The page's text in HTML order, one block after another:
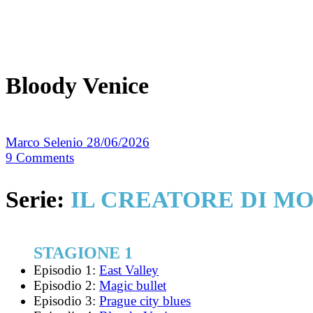
Bloody Venice
Marco Selenio 28/06/2026
9 Comments
Serie: IL CREATORE DI
STAGIONE 1
Episodio 1: East Valley
Episodio 2: Magic bullet
Episodio 3: Prague city blues